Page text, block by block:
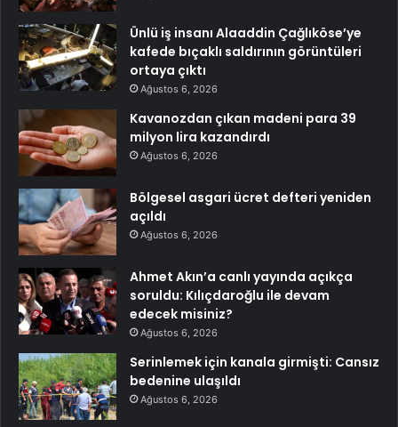
Ünlü iş insanı Alaaddin Çağlıköse’ye
kafede bıçaklı saldırının görüntüleri
ortaya çıktı
Ağustos 6, 2026
Kavanozdan çıkan madeni para 39
milyon lira kazandırdı
Ağustos 6, 2026
Bölgesel asgari ücret defteri yeniden
açıldı
Ağustos 6, 2026
Ahmet Akın’a canlı yayında açıkça
soruldu: Kılıçdaroğlu ile devam
edecek misiniz?
Ağustos 6, 2026
Serinlemek için kanala girmişti: Cansız
bedenine ulaşıldı
Ağustos 6, 2026